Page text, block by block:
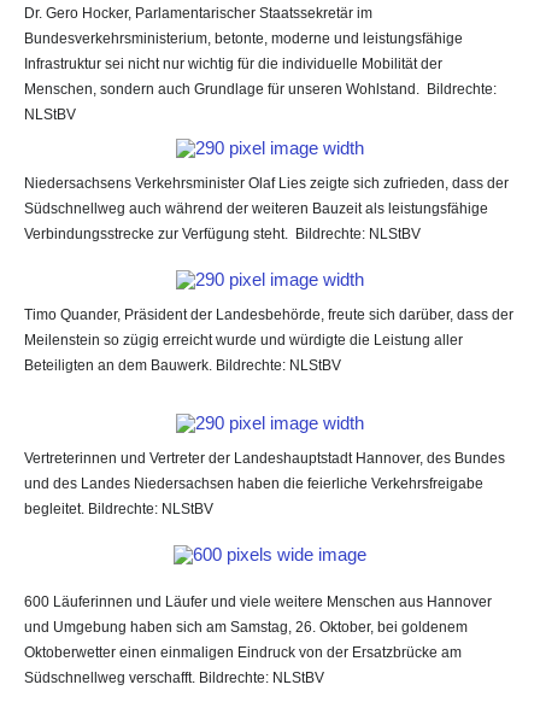
Dr. Gero Hocker, Parlamentarischer Staatssekretär im
Bundesverkehrsministerium, betonte, moderne und leistungsfähige
Infrastruktur sei nicht nur wichtig für die individuelle Mobilität der
Menschen, sondern auch Grundlage für unseren Wohlstand. Bildrechte:
NLStBV
Niedersachsens Verkehrsminister Olaf Lies zeigte sich zufrieden, dass der
Südschnellweg auch während der weiteren Bauzeit als leistungsfähige
Verbindungsstrecke zur Verfügung steht. Bildrechte: NLStBV
Timo Quander, Präsident der Landesbehörde, freute sich darüber, dass der
Meilenstein so zügig erreicht wurde und würdigte die Leistung aller
Beteiligten an dem Bauwerk. Bildrechte: NLStBV
Vertreterinnen und Vertreter der Landeshauptstadt Hannover, des Bundes
und des Landes Niedersachsen haben die feierliche Verkehrsfreigabe
begleitet. Bildrechte: NLStBV
600 Läuferinnen und Läufer und viele weitere Menschen aus Hannover
und Umgebung haben sich am Samstag, 26. Oktober, bei goldenem
Oktoberwetter einen einmaligen Eindruck von der Ersatzbrücke am
Südschnellweg verschafft. Bildrechte: NLStBV